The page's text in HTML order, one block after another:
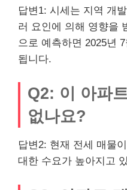
답변1: 시세는 지역 개
러 요인에 의해 영향을
으로 예측하면 2025년
됩니다.
Q2: 이 아파
없나요?
답변2: 현재 전세 매물
대한 수요가 높아지고